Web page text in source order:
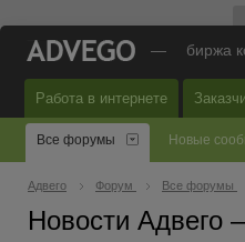
— биржа
Работа в интернете
Все форумы Новые
Адвего Форум Все форумы
Новости Адвего